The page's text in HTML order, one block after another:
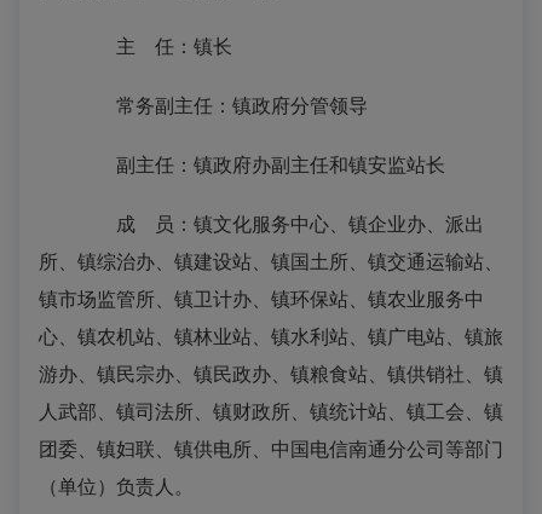
主 任：镇长
常务副主任：镇政府分管领导
副主任：镇政府办副主任和镇安监站长
成 员：镇文化服务中心、镇企业办、派出
所、镇综治办、镇建设站、镇国土所、镇交通运输站、
镇市场监管所、镇卫计办、镇环保站、镇农业服务中
心、镇农机站、镇林业站、镇水利站、镇广电站、镇旅
游办、镇民宗办、镇民政办、镇粮食站、镇供销社、镇
人武部、镇司法所、镇财政所、镇统计站、镇工会、镇
团委、镇妇联、镇供电所、中国电信南通分公司等部门
（单位）负责人。